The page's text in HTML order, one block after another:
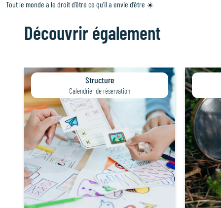
Tout le monde a le droit d’être ce qu’il a envie d’être ☀️
Découvrir également
Structure
Calendrier de réservation